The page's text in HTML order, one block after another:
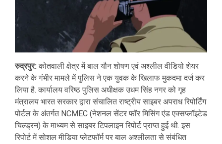
रुद्रपुर: कोतवाली क्षेत्र में बाल यौन शोषण एवं अश्लील वीडियो शेयर
करने के गंभीर मामले में पुलिस ने एक युवक के खिलाफ मुकदमा दर्ज कर
लिया है. कार्यालय वरिष्ठ पुलिस अधीक्षक उधम सिंह नगर को गृह
मंत्रालय भारत सरकार द्वारा संचालित राष्ट्रीय साइबर अपराध रिपोर्टिंग
पोर्टल के अंतर्गत NCMEC (नेशनल सेंटर फॉर मिसिंग एंड एक्सप्लॉइटेड
चिल्ड्रन) के माध्यम से साइबर टिपलाइन रिपोर्ट प्राप्त हुई थी. इस
रिपोर्ट में सोशल मीडिया प्लेटफॉर्म पर बाल अश्लीलता से संबंधित